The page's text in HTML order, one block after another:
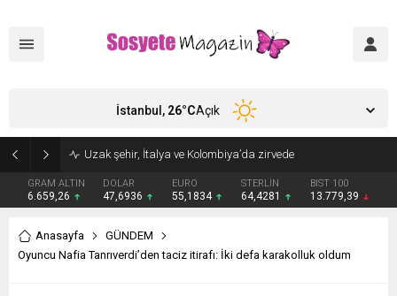
Uzak şehir, İtalya ve Kolombiya’da zirvede
GRAM ALTIN
6.659,26
DOLAR
47,6936
EURO
55,1834
STERLİN
64,4281
BIST 100
13.779,39
İstanbul, 26°CAçık
Anasayfa
GÜNDEM
Oyuncu Nafia Tanrıverdi’den taciz itirafı: İki defa karakolluk oldum